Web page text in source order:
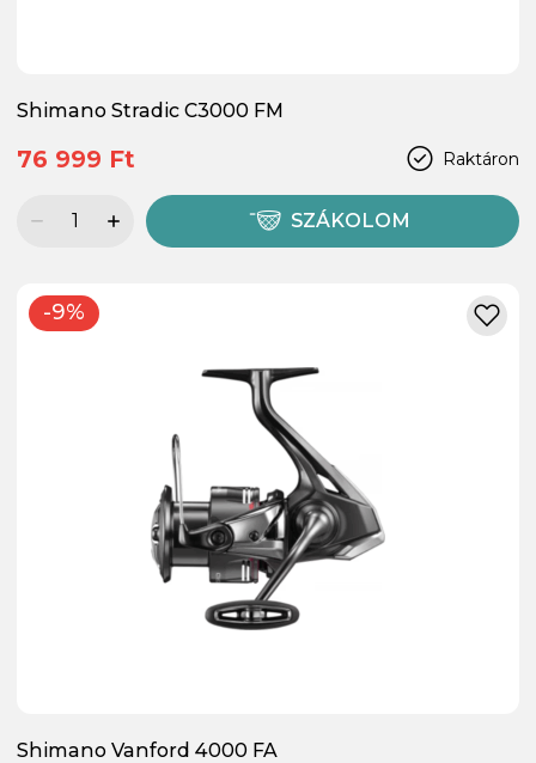
Shimano Stradic C3000 FM
Raktáron
76 999 Ft
SZÁKOLOM
-9%
Shimano Vanford 4000 FA